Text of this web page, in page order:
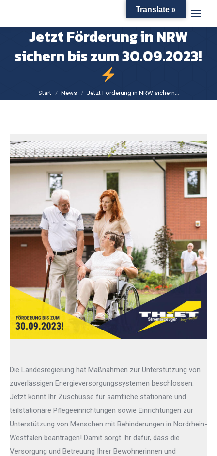
Jetzt Förderung in NRW
sichern bis zum 30.09.2023!
Sie befinden sich hier:
Start News Jetzt Förderung in NRW sichern…
Die Landesregierung hat Maßnahmen zur Unterstützung von
zuverlässigen Energieversorgungssystemen beschlossen.
Jetzt könnt Ihr Zuschüsse für sämtliche stationäre und
teilstationäre Pflegeeinrichtungen sowie Einrichtungen zur
Unterstützung von Menschen mit Behinderungen in Nordrhein-
Westfalen beantragen! Damit sorgt Ihr dafür, dass die
Versorgung und Betreuung Ihrer Bewohnerinnen und
Translate »